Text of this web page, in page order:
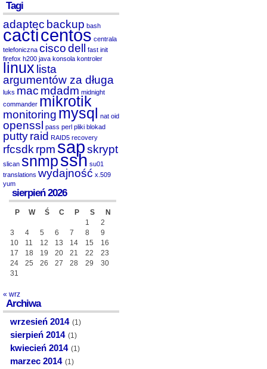
Tagi
adaptec backup bash
cacticentos centrala
telefoniczna ciscodell
fast init
firefox h200 java konsola kontroler
linux lista
argumentów za długa
luks mac mdadm midnight
commander mikrotik
monitoring mysql nat oid
openssl pass perl pliki blokad
puttyraid RAID5 recovery
rfcsdk rpm sapskrypt
slican snmpssh su01
translations wydajność x.509
yum
sierpień 2026
P W Ś C P S
N
1
2
3
4 5 6 7 8
9
10
11 12 13 14 15
16
17
18 19 20 21 22
23
24
25 26 27 28 29
30
31
« wrz
Archiwa
wrzesień 2014 (1)
sierpień 2014 (1)
kwiecień 2014 (1)
marzec 2014 (1)